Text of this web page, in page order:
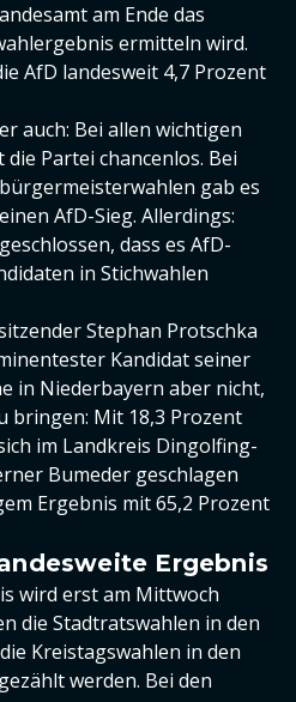
am Ende das
ermitteln wird.
AfD landesweit 4,7 Prozent
auch: Bei allen wichtigen
Partei chancenlos. Bei
gab es
AfD-Sieg. Allerdings:
dass es AfD-
in Stichwahlen
Stephan Protschka
Kandidat seiner
in Niederbayern aber nicht,
bringen: Mit 18,3 Prozent
im Landkreis Dingolfing-
Bumeder geschlagen
Ergebnis mit 65,2 Prozent
Ergebnis
wird erst am Mittwoch
die Stadtratswahlen in den
Kreistagswahlen in den
werden. Bei den